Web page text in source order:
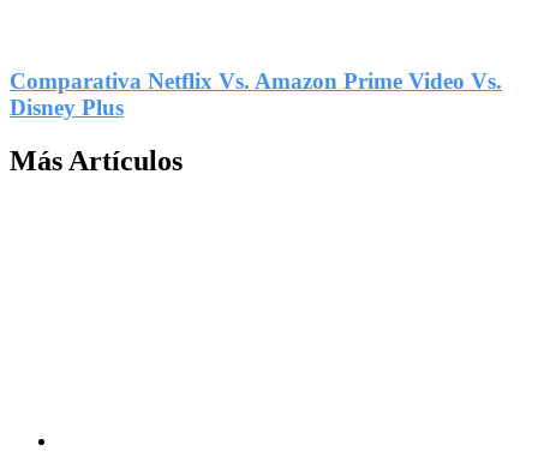
Comparativa Netflix Vs. Amazon Prime Video Vs.
Disney Plus
Más Artículos